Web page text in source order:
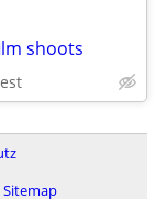
shoots
Sitemap